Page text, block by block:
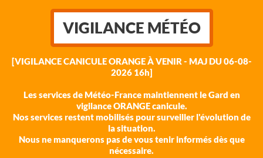
VIGILANCE MÉTÉO
[VIGILANCE CANICULE ORANGE À VENIR - MAJ DU 06-08-
2026 16h]
Les services de Météo-France maintiennent le Gard en
vigilance ORANGE canicule.
Nos services restent mobilisés pour surveiller l'évolution de
la situation.
Nous ne manquerons pas de vous tenir informés dès que
nécessaire.